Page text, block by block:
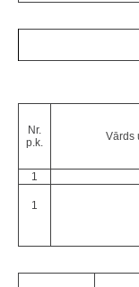
Nr.
p.k.
Vārds
1
1